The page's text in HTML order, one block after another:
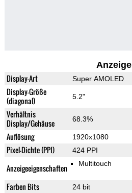
Anzeige
Display-Art Super AMOLED
Display-Größe
(diagonal)
5.2"
Verhältnis
Display/Gehäuse
68.3%
Auflösung 1920x1080
Pixel-Dichte (PPI) 424 PPI
Anzeigeeigenschaften Multitouch
Farben Bits 24 bit